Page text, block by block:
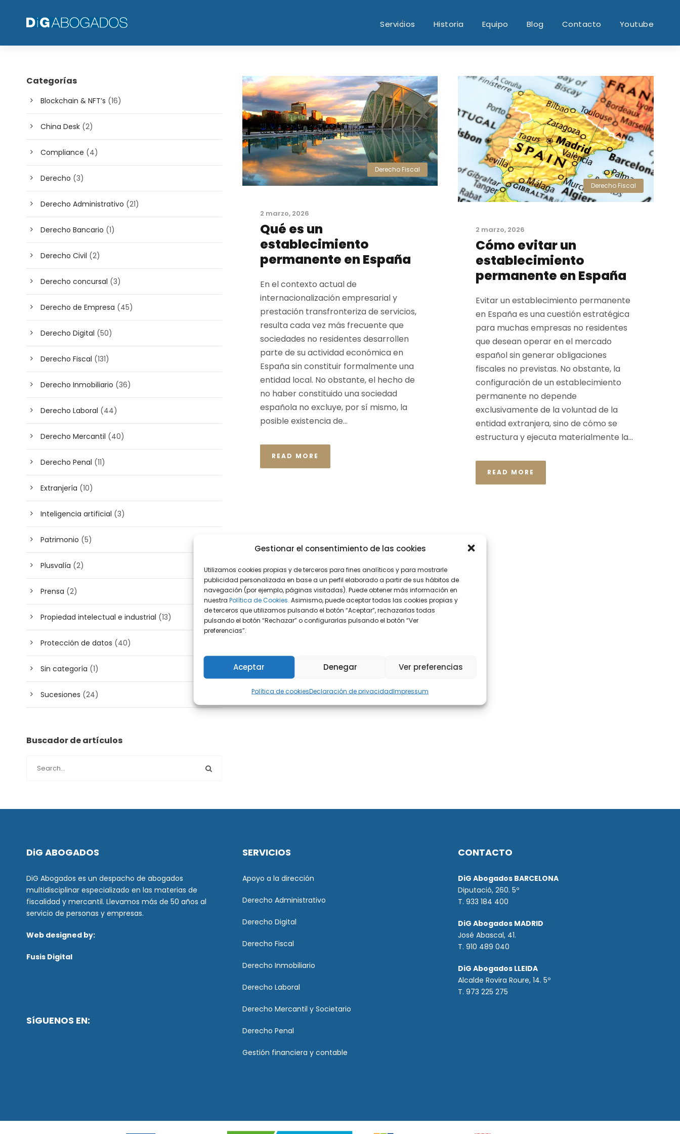
Gestionar el consentimiento de las cookies
Utilizamos cookies propias y de terceros para fines analíticos y para mostrarle
publicidad personalizada en base a un perfil elaborado a partir de sus hábitos de
navegación (por ejemplo, páginas visitadas). Puede obtener más información en
nuestra Política de Cookies. Asimismo, puede aceptar todas las cookies propias y
de terceros que utilizamos pulsando el botón “Aceptar”, rechazarlas todas
pulsando el botón “Rechazar” o configurarlas pulsando el botón “Ver
preferencias”.
Aceptar Denegar Ver preferencias
Política de cookiesDeclaración de privacidadImpressum
Servicios Historia Equipo Blog Contacto Youtube
Derecho Fiscal
2 marzo, 2026
Qué es un
establecimiento
permanente en España
En el contexto actual de
internacionalización empresarial y
prestación transfronteriza de servicios,
resulta cada vez más frecuente que
sociedades no residentes desarrollen
parte de su actividad económica en
España sin constituir formalmente una
entidad local. No obstante, el hecho de
no haber constituido una sociedad
española no excluye, por sí mismo, la
posible existencia de...
READ MORE
Derecho Fiscal
2 marzo, 2026
Cómo evitar un
establecimiento
permanente en España
Evitar un establecimiento permanente
en España es una cuestión estratégica
para muchas empresas no residentes
que desean operar en el mercado
español sin generar obligaciones
fiscales no previstas. No obstante, la
configuración de un establecimiento
permanente no depende
exclusivamente de la voluntad de la
entidad extranjera, sino de cómo se
estructura y ejecuta materialmente la...
READ MORE
Categorías
Blockchain & NFT’s (16)
China Desk (2)
Compliance (4)
Derecho (3)
Derecho Administrativo (21)
Derecho Bancario (1)
Derecho Civil (2)
Derecho concursal (3)
Derecho de Empresa (45)
Derecho Digital (50)
Derecho Fiscal (131)
Derecho Inmobiliario (36)
Derecho Laboral (44)
Derecho Mercantil (40)
Derecho Penal (11)
Extranjería (10)
Inteligencia artificial (3)
Patrimonio (5)
Plusvalía (2)
Prensa (2)
Propiedad intelectual e industrial (13)
Protección de datos (40)
Sin categoría (1)
Sucesiones (24)
Buscador de artículos
DiG ABOGADOS
DiG Abogados es un despacho de abogados
multidisciplinar especializado en las materias de
fiscalidad y mercantil. Llevamos más de 50 años al
servicio de personas y empresas.
Web designed by:
Fusis Digital
SíGUENOS EN:
SERVICIOS
Apoyo a la dirección
Derecho Administrativo
Derecho Digital
Derecho Fiscal
Derecho Inmobiliario
Derecho Laboral
Derecho Mercantil y Societario
Derecho Penal
Gestión financiera y contable
CONTACTO
DiG Abogados BARCELONA
Diputació, 260. 5º
T. 933 184 400
DiG Abogados MADRID
José Abascal, 41.
T.910 489 040
DiG Abogados LLEIDA
Alcalde Rovira Roure, 14. 5º
T. 973 225 275